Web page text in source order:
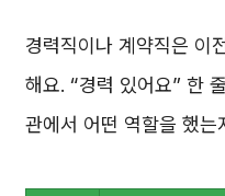
경력직이나 계약직은 이
해요. “경력 있어요” 한
관에서 어떤 역할을 했는